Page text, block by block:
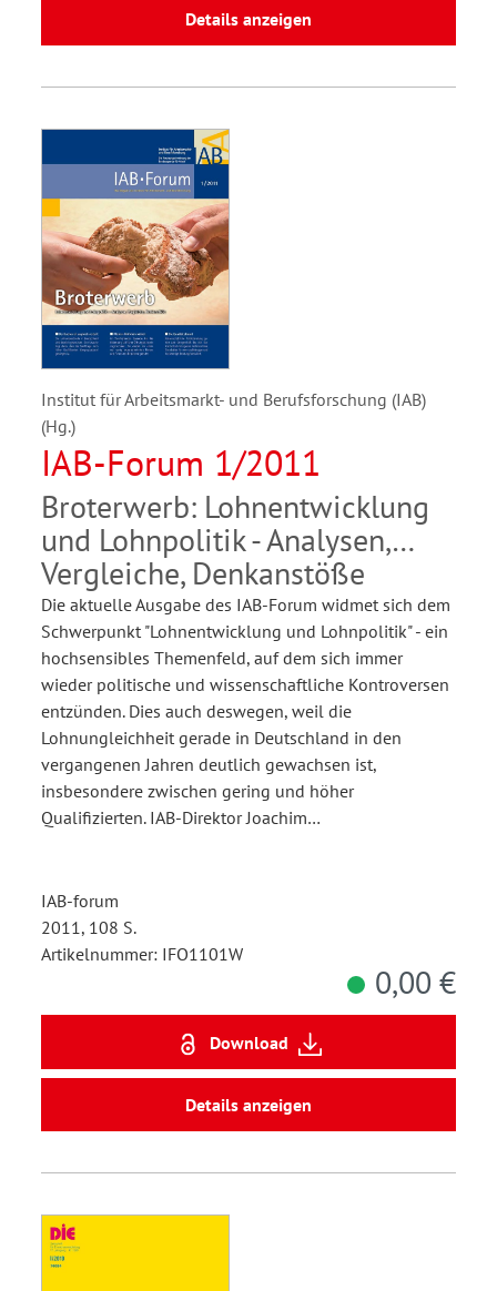
Details anzeigen
Institut für Arbeitsmarkt- und Berufsforschung (IAB)
(Hg.)
IAB-Forum 1/2011
Broterwerb: Lohnentwicklung
und Lohnpolitik - Analysen,
Vergleiche, Denkanstöße
Die aktuelle Ausgabe des IAB-Forum widmet sich dem
Schwerpunkt "Lohnentwicklung und Lohnpolitik" - ein
hochsensibles Themenfeld, auf dem sich immer
wieder politische und wissenschaftliche Kontroversen
entzünden. Dies auch deswegen, weil die
Lohnungleichheit gerade in Deutschland in den
vergangenen Jahren deutlich gewachsen ist,
insbesondere zwischen gering und höher
Qualifizierten. IAB-Direktor Joachim…
IAB-forum
2011, 108 S.
Artikelnummer: IFO1101W
0,00 €
Download
Details anzeigen